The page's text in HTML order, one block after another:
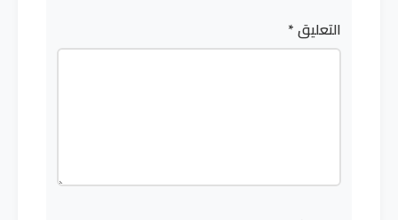
التعليق*